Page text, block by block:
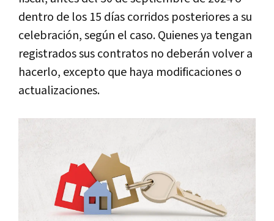
dentro de los 15 días corridos posteriores a su
celebración, según el caso. Quienes ya tengan
registrados sus contratos no deberán volver a
hacerlo, excepto que haya modificaciones o
actualizaciones.